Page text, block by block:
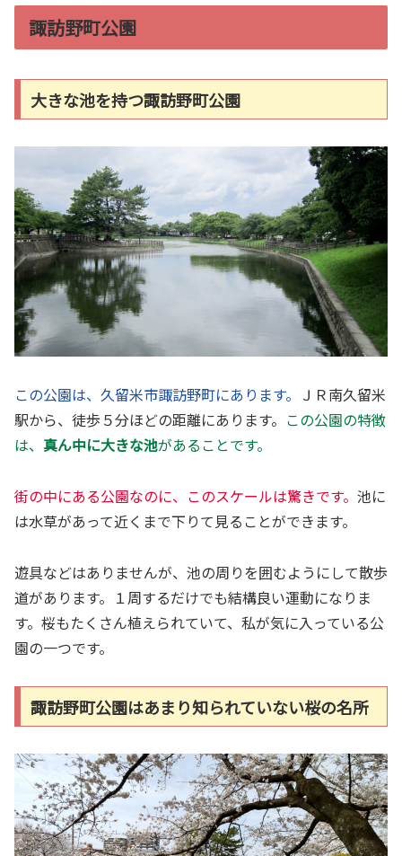
諏訪野町公園
大きな池を持つ諏訪野町公園
この公園は、久留米市諏訪野町にあります。 ＪＲ南久留米
駅から、徒歩５分ほどの距離にあります。 この公園の特徴
は、 真ん中に大きな池があることです。
街の中にある公園なのに、このスケールは驚きです。 池に
は水草があって近くまで下りて見ることができます。
遊具などはありませんが、池の周りを囲むようにして散歩
道があります。１周するだけでも結構良い運動になりま
す。桜もたくさん植えられていて、私が気に入っている公
園の一つです。
諏訪野町公園はあまり知られていない桜の名所